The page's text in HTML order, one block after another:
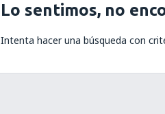
Lo sentimos, no
Intenta hacer una búsqueda con